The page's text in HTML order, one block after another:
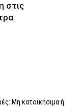
στις
Μη κατοικήσιμα ή